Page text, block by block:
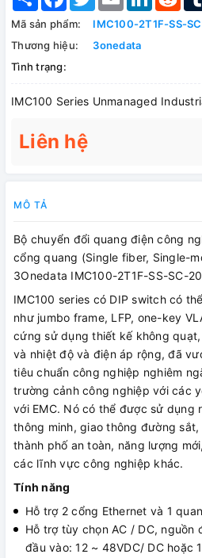
Mã sản phẩm:
IMC100-2T1F-SS-
Thương hiệu:
3onedata
Tình trạng:
IMC100 Series Unmanaged
Liên hệ
MÔ TẢ
Bộ chuyển đổi quang điện công
cổng quang (Single fiber, Single-
3Onedata IMC100-2T1F-SS-SC-
IMC100 series có DIP switch có
như jumbo frame, LFP, one-key
cứng sử dụng thiết kế không
và nhiệt độ và điện áp rộng, đã
tiêu chuẩn công nghiệp nghiêm
trường cảnh công nghiệp với các
với EMC. Nó có thể được sử dụng
thông minh, giao thông đường
thành phố an toàn, năng lượng
các lĩnh vực công nghiệp khác.
Tính năng
Hỗ trợ 2 cổng Ethernet và 1
Hỗ trợ tùy chọn AC / DC, nguồn
đầu vào: 12 ~ 48VDC/ DC hoặc